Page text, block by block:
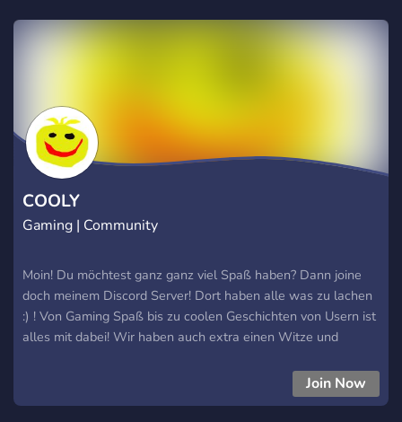
level with powerful tools and a supportive trading
COOLY
Gaming | Community
Moin! Du möchtest ganz ganz viel Spaß haben? Dann joine
doch meinem Discord Server! Dort haben alle was zu lachen
:) ! Von Gaming Spaß bis zu coolen Geschichten von Usern ist
alles mit dabei! Wir haben auch extra einen Witze und
Spaß gibt! Viel Spaß und Freude auf meinem Discord Server!
Join Now